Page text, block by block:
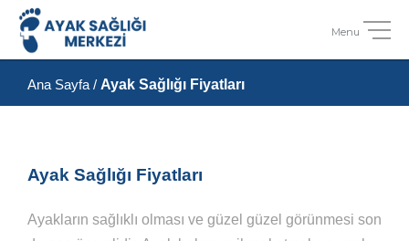
Ana Sayfa / Ayak Sağlığı Fiyatları
Ayak Sağlığı Fiyatları
Ayakların sağlıklı olması ve güzel güzel görünmesi son